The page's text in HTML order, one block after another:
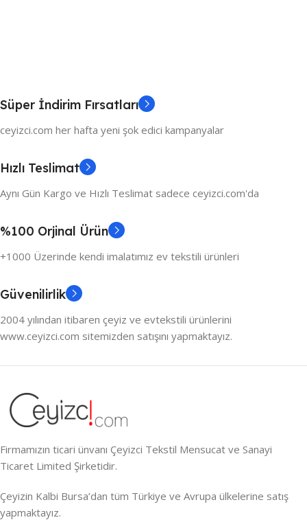
Süper İndirim Fırsatları
ceyizci.com her hafta yeni şok edici kampanyalar
Hızlı Teslimat
Aynı Gün Kargo ve Hızlı Teslimat sadece ceyizci.com'da
%100 Orjinal Ürün
+1000 Üzerinde kendi imalatımız ev tekstili ürünleri
Güvenilirlik
2004 yılından itibaren çeyiz ve evtekstili ürünlerini
www.ceyizci.com sitemizden satışını yapmaktayız.
Firmamızın ticari ünvanı Çeyizci Tekstil Mensucat ve Sanayi
Ticaret Limited Şirketidir.
Çeyizin Kalbi Bursa’dan tüm Türkiye ve Avrupa ülkelerine satış
yapmaktayız.